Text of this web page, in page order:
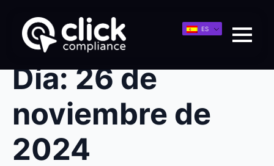
ES
Día:26 de
noviembre de
2024